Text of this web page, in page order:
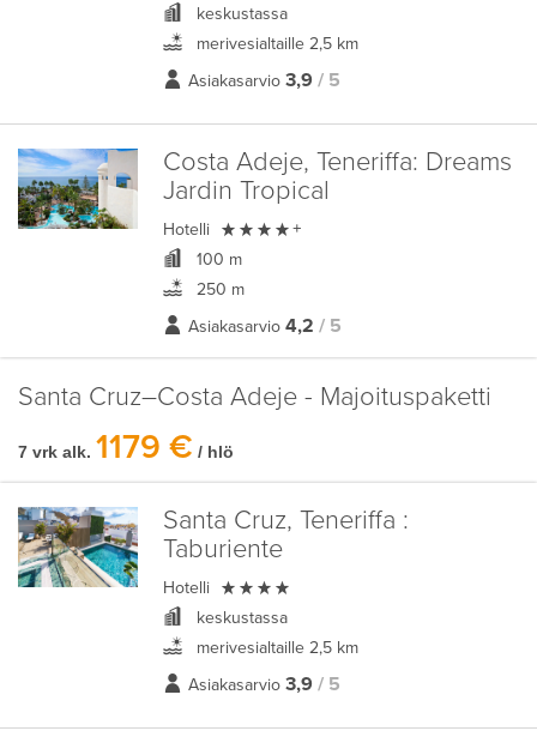
keskustassa
merivesialtaille 2,5 km
Asiakasarvio 3,9 / 5
Costa Adeje, Teneriffa: Dreams
Jardin Tropical
Hotelli  +
100 m
250 m
Asiakasarvio 4,2 / 5
Santa Cruz–Costa Adeje - Majoituspaketti
7 vrk alk. 1179 € / hlö
Santa Cruz, Teneriffa :
Taburiente
Hotelli 
keskustassa
merivesialtaille 2,5 km
Asiakasarvio 3,9 / 5